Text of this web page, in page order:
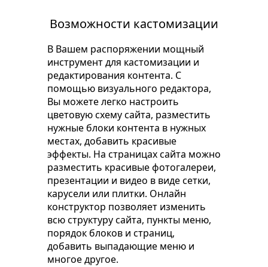
Возможности кастомизации
В Вашем распоряжении мощный
инструмент для кастомизации и
редактирования контента. С
помощью визуального редактора,
Вы можете легко настроить
цветовую схему сайта, разместить
нужные блоки контента в нужных
местах, добавить красивые
эффекты. На страницах сайта можно
разместить красивые фотогалереи,
презентации и видео в виде сетки,
карусели или плитки. Онлайн
конструктор позволяет изменить
всю структуру сайта, пункты меню,
порядок блоков и страниц,
добавить выпадающие меню и
многое другое.